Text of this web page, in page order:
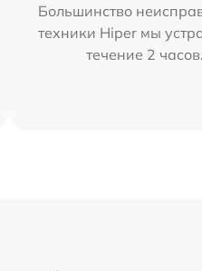
Большинство
техники Hiper мы
течение 2 часов.